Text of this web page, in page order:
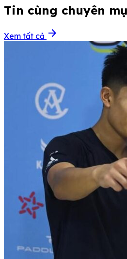
Tin cùng chuyên
Xem tất cả arrow_forward